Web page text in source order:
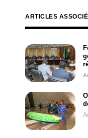
ARTICLES